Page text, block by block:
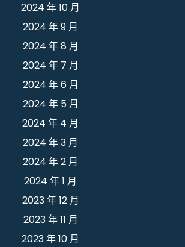
2024 年 10 月
2024 年 9 月
2024 年 8 月
2024 年 7 月
2024 年 6 月
2024 年 5 月
2024 年 4 月
2024 年 3 月
2024 年 2 月
2024 年 1 月
2023 年 12 月
2023 年 11 月
2023 年 10 月